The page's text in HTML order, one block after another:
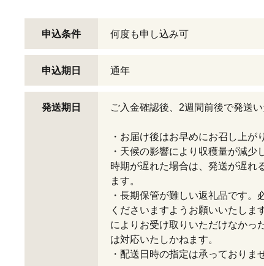
申込条件 何度も申し込み可
申込期日 通年
発送期日 ご入金確認後、2週間前後で発送い
・お届け後はお早めにお召し上が
・天候の影響により収穫量が減少
時期が遅れた場合は、発送が遅れ
ます。
・長期保管が難しい返礼品です。
くださいますようお願いいたしま
によりお受け取りいただけなかっ
は対応いたしかねます。
・配送日時の指定は承っておりま